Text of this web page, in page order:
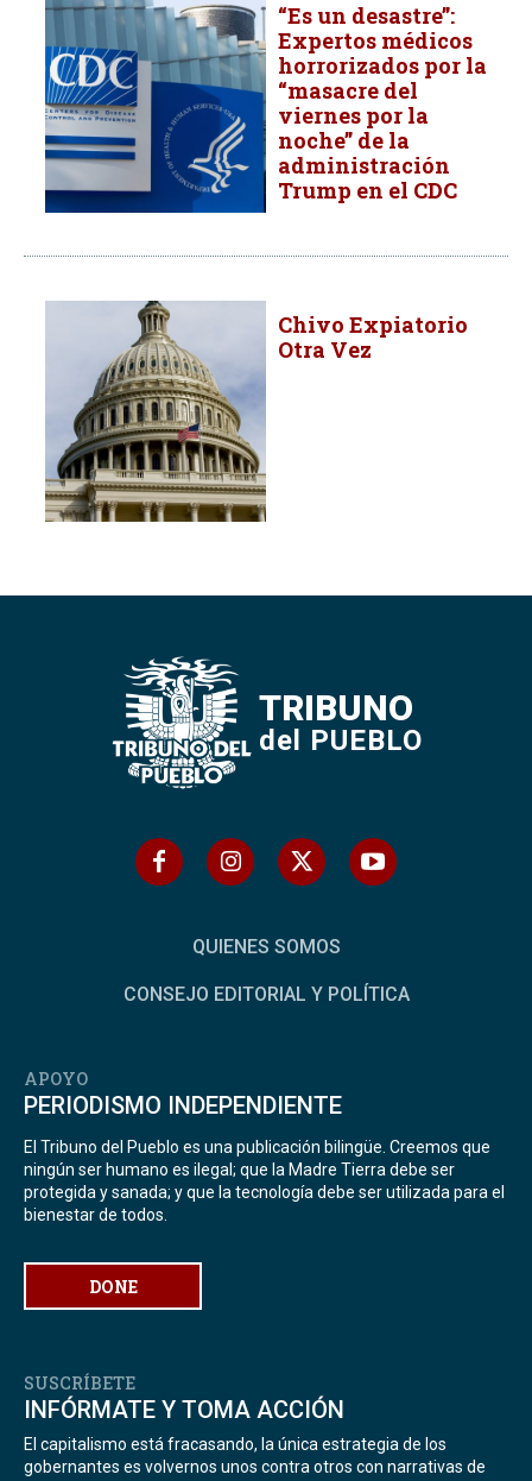
“Es un desastre”:
Expertos médicos
horrorizados por la
“masacre del
viernes por la
noche” de la
administración
Trump en el CDC
Chivo Expiatorio
Otra Vez
TRIBUNO
del PUEBLO
QUIENES SOMOS
CONSEJO EDITORIAL Y POLÍTICA
APOYO
PERIODISMO INDEPENDIENTE
El Tribuno del Pueblo es una publicación bilingüe. Creemos que
ningún ser humano es ilegal; que la Madre Tierra debe ser
protegida y sanada; y que la tecnología debe ser utilizada para el
bienestar de todos.
DONE
SUSCRÍBETE
INFÓRMATE Y TOMA ACCIÓN
El capitalismo está fracasando, la única estrategia de los
gobernantes es volvernos unos contra otros con narrativas de